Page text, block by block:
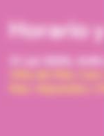
Horario
Viña del Mar,